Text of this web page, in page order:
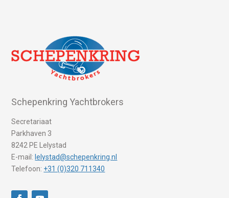
Schepenkring Yachtbrokers
Secretariaat
Parkhaven 3
8242 PE Lelystad
E-mail: lelystad@schepenkring.nl
Telefoon: +31 (0)320 711340